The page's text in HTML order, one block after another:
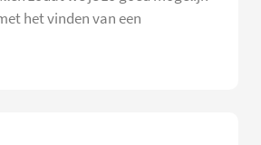
het vinden van een